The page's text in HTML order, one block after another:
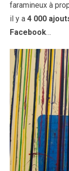
faramineux à
il y a 4 000
Facebook…